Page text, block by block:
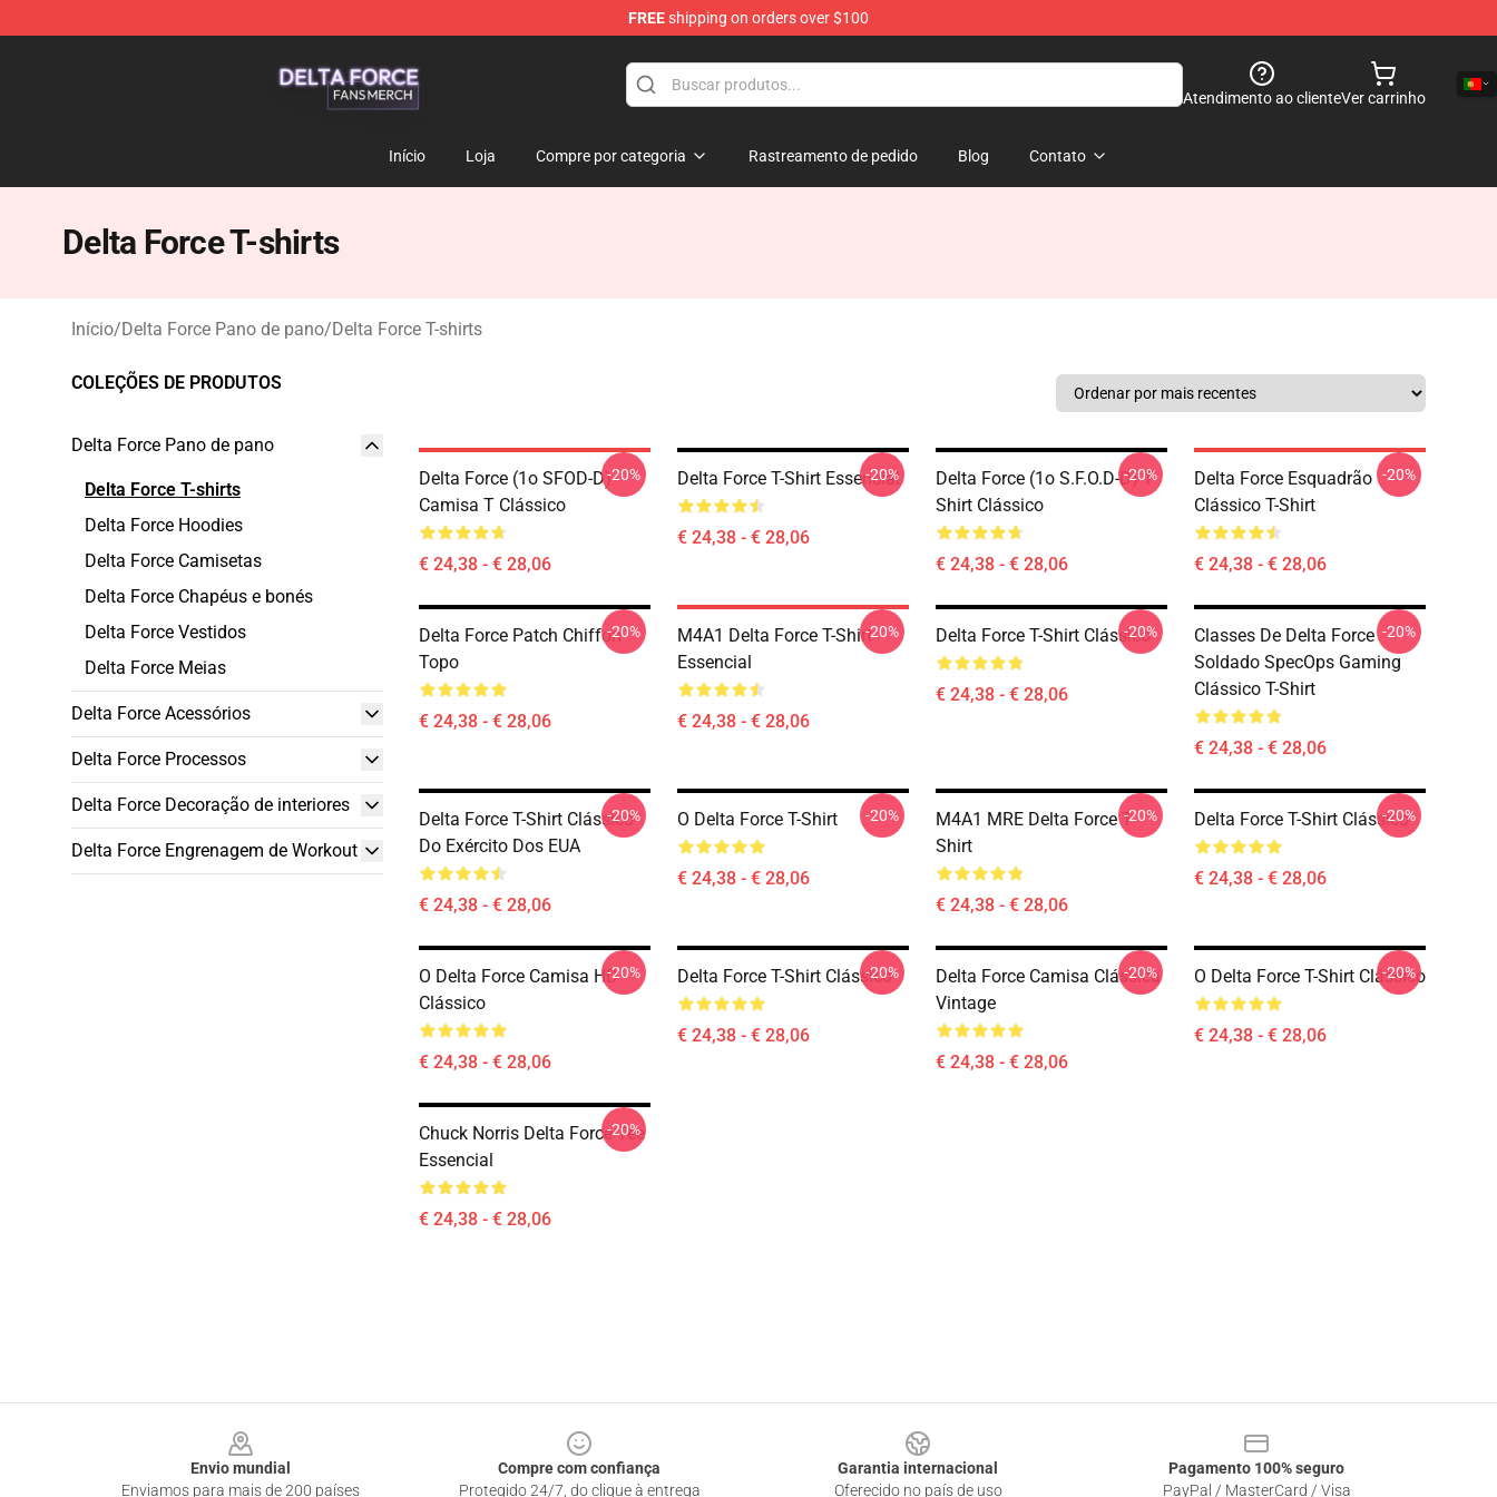
FREEshipping on orders over $100
Atendimento ao clienteVer carrinho
Início Loja Compre por categoria Rastreamento de pedido Blog Contato
Delta Force T-shirts
Início/Delta Force Pano de pano/Delta Force T-shirts
COLEÇÕES DE PRODUTOS
Delta Force Pano de pano
Delta Force T-shirts
Delta Force Hoodies
Delta Force Camisetas
Delta Force Chapéus e bonés
Delta Force Vestidos
Delta Force Meias
Delta Force Acessórios
Delta Force Processos
Delta Force Decoração de interiores
Delta Force Engrenagem de Workout
Delta Force (1o SFOD-D)
Camisa T Clássico
€ 24,38 - € 28,06
-20% Delta Force T-Shirt Essencial
€ 24,38 - € 28,06
-20%
Delta Force (1o S.F.O.D-D) T-
Shirt Clássico
€ 24,38 - € 28,06
-20%
Delta Force Esquadrão
Clássico T-Shirt
€ 24,38 - € 28,06
-20%
Delta Force Patch Chiffon
Topo
€ 24,38 - € 28,06
-20%
M4A1 Delta Force T-Shirt
Essencial
€ 24,38 - € 28,06
-20% Delta Force T-Shirt Clássico
€ 24,38 - € 28,06
-20%
Classes De Delta Force
Soldado SpecOps Gaming
Clássico T-Shirt
€ 24,38 - € 28,06
-20%
Delta Force T-Shirt Clássico
Do Exército Dos EUA
€ 24,38 - € 28,06
-20% O Delta Force T-Shirt
€ 24,38 - € 28,06
-20%
M4A1 MRE Delta Force T-
Shirt
€ 24,38 - € 28,06
-20% Delta Force T-Shirt Clássico
€ 24,38 - € 28,06
-20%
O Delta Force Camisa HD
Clássico
€ 24,38 - € 28,06
-20% Delta Force T-Shirt Clássico
€ 24,38 - € 28,06
-20%
Delta Force Camisa Clássica
Vintage
€ 24,38 - € 28,06
-20% O Delta Force T-Shirt Clássico
€ 24,38 - € 28,06
-20%
Chuck Norris Delta Force Tee
Essencial
€ 24,38 - € 28,06
-20%
Envio mundial
Enviamos para mais de 200 países
Compre com confiança
Protegido 24/7, do clique à entrega
Garantia internacional
Oferecido no país de uso
Pagamento 100% seguro
PayPal / MasterCard / Visa